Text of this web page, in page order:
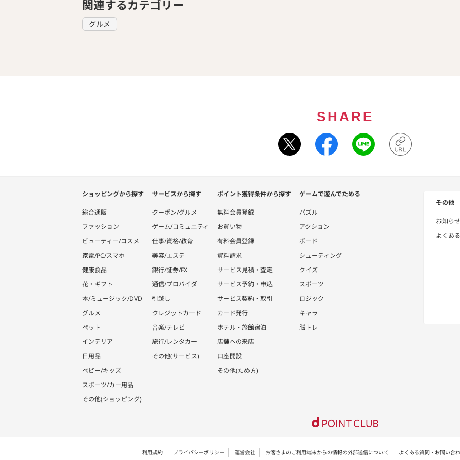
関連するカテゴリー
グルメ
SHARE
ショッピングから探す
総合通販
ファッション
ビューティー/コスメ
家電/PC/スマホ
健康食品
花・ギフト
本/ミュージック/DVD
グルメ
ペット
インテリア
日用品
ベビー/キッズ
スポーツ/カー用品
その他(ショッピング)
サービスから探す
クーポン/グルメ
ゲーム/コミュニティ
仕事/資格/教育
美容/エステ
銀行/証券/FX
通信/プロバイダ
引越し
クレジットカード
音楽/テレビ
旅行/レンタカー
その他(サービス)
ポイント獲得条件から探す
無料会員登録
お買い物
有料会員登録
資料請求
サービス見積・査定
サービス予約・申込
サービス契約・取引
カード発行
ホテル・旅館宿泊
店舗への来店
口座開設
その他(ため方)
ゲームで遊んでためる
パズル
アクション
ボード
シューティング
クイズ
スポーツ
ロジック
キャラ
脳トレ
その他
お知らせ
よくあ
利用規約 プライバシーポリシー 運営会社 お客さまのご利用端末からの情報の外部送信について よくある質問・お問い合